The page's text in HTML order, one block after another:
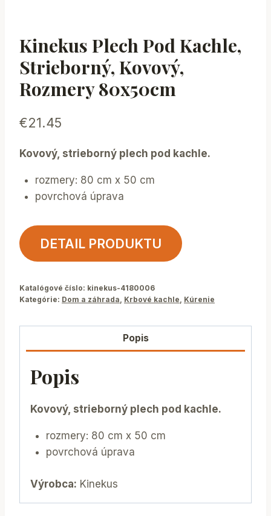
Kinekus Plech Pod Kachle,
Strieborný, Kovový,
Rozmery 80x50cm
€21.45
Kovový, strieborný plech pod kachle.
rozmery: 80 cm x 50 cm
povrchová úprava
DETAIL PRODUKTU
Katalógové číslo: kinekus-4180006
Kategórie: Dom a záhrada, Krbové kachle, Kúrenie
Popis
Popis
Kovový, strieborný plech pod kachle.
rozmery: 80 cm x 50 cm
povrchová úprava
Výrobca: Kinekus